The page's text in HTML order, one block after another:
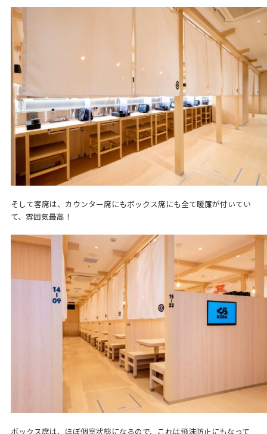
そして客席は、カウンター席にもボックス席にも全て暖簾が付いてい
て、雰囲気最高！
ボックス席は、ほぼ個室状態になるので、これは飛沫防止にもなって